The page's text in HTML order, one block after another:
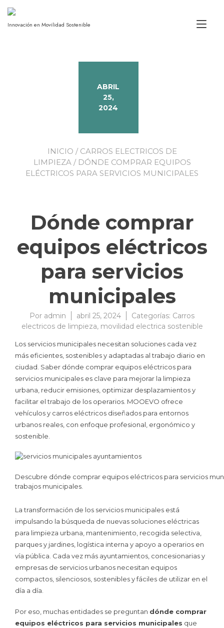
Innovación en Movilidad Sostenible
ABRIL
25,
2024
INICIO / CARROS ELECTRICOS DE
LIMPIEZA/ DÓNDE COMPRAR EQUIPOS
ELÉCTRICOS PARA SERVICIOS MUNICIPALES
Dónde comprar
equipos eléctricos
para servicios
municipales
Por admin abril 25, 2024 Categorías: Carros
electricos de limpieza, movilidad electrica sostenible
Los servicios municipales necesitan soluciones cada vez
más eficientes, sostenibles y adaptadas al trabajo diario en
ciudad. Saber dónde comprar equipos eléctricos para
servicios municipales es clave para mejorar la limpieza
urbana, reducir emisiones, optimizar desplazamientos y
facilitar el trabajo de los operarios. MOOEVO ofrece
vehículos y carros eléctricos diseñados para entornos
urbanos reales, con enfoque profesional, ergonómico y
sostenible.
Descubre dónde comprar equipos eléctricos para servicios
trabajos municipales.
La transformación de los servicios municipales está
impulsando la búsqueda de nuevas soluciones eléctricas
para limpieza urbana, mantenimiento, recogida selectiva,
parques y jardines, logística interna y apoyo a operarios en
vía pública. Cada vez más ayuntamientos, concesionarias y
empresas de servicios urbanos necesitan equipos
compactos, silenciosos, sostenibles y fáciles de utilizar en el
día a día.
Por eso, muchas entidades se preguntan dónde comprar
equipos eléctricos para servicios municipales que